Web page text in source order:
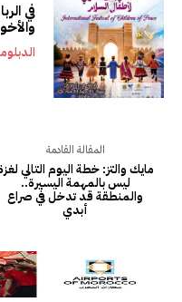
في
المقالة القادمة
مايك والتز: خطة اليوم التالي
ليس بالمهمة اليسيرة..
والمنطقة قد تدخل في صراع
أبدي